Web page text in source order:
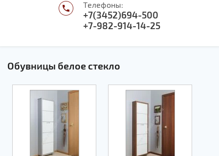
Телефоны:
+7(3452)694-500
+7-982-914-14-25
Обувницы белое стекло